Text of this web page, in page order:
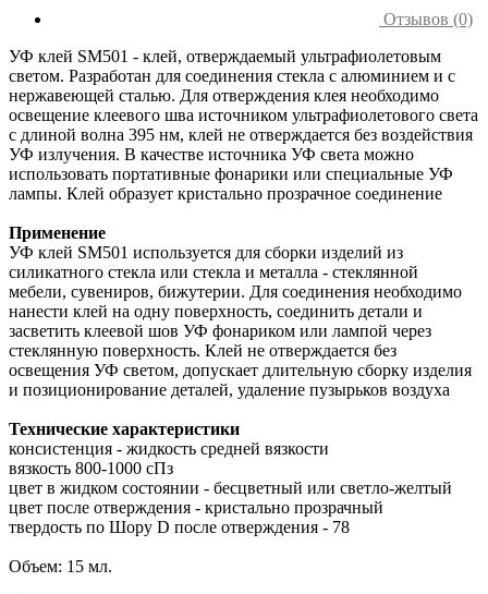
Отзывов (0)
УФ клей SM501 - клей, отверждаемый ультрафиолетовым
светом. Разработан для соединения стекла с алюминием и с
нержавеющей сталью. Для отверждения клея необходимо
освещение клеевого шва источником ультрафиолетового света
с длиной волна 395 нм, клей не отверждается без воздействия
УФ излучения. В качестве источника УФ света можно
использовать портативные фонарики или специальные УФ
лампы. Клей образует кристально прозрачное соединение
Применение
УФ клей SM501 используется для сборки изделий из
силикатного стекла или стекла и металла - стеклянной
мебели, сувениров, бижутерии. Для соединения необходимо
нанести клей на одну поверхность, соединить детали и
засветить клеевой шов УФ фонариком или лампой через
стеклянную поверхность. Клей не отверждается без
освещения УФ светом, допускает длительную сборку изделия
и позиционирование деталей, удаление пузырьков воздуха
Технические характеристики
консистенция - жидкость средней вязкости
вязкость 800-1000 сПз
цвет в жидком состоянии - бесцветный или светло-желтый
цвет после отверждения - кристально прозрачный
твердость по Шору D после отверждения - 78
Объем: 15 мл.